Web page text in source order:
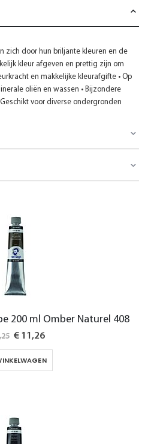
zich door hun briljante kleuren en de
kleur afgeven en prettig zijn om
en makkelijke kleurafgifte • Op
oliën en wassen • Bijzondere
voor diverse ondergronden
200 ml Omber Naturel 408
Special
€ 11,26